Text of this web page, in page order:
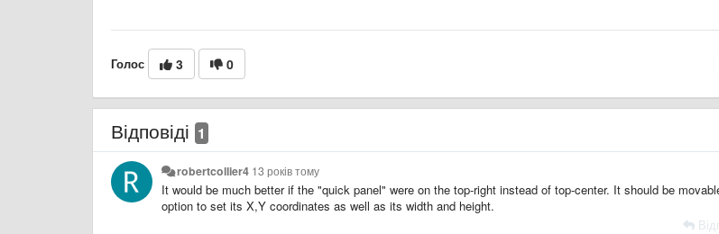
Голос 3 0
Відповіді 1
robertcollier4 13 років тому
It would be much better if the "quick panel" were on the top-right instead of top-center. It should be
option to set its X,Y coordinates as well as its width and height.